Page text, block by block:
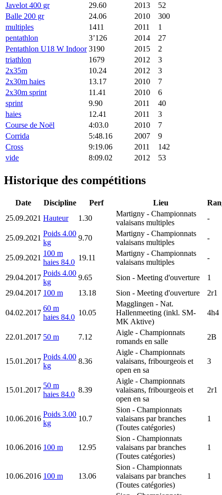
Javelot 400 gr
29.60 2013
52
Balle 200 gr
24.06 2010
300
multiples
1411 2011
1
pentathlon
3’126 2014
27
Pentathlon U18 W Indoor 3190 2015
2
triathlon
1679 2012
3
2x35m
10.24 2012
3
2x30m haies
13.17 2010
7
2x30m sprint
11.41 2010
6
sprint
9.90 2011
40
haies
12.41 2011
3
Course de Noël
4:03.0 2010
7
Corrida
5:48.16 2007
9
Cross
9:19.06 2011
142
vide
8:09.02 2012 53
Historique des compétitions
Date Discipline Perf Lieu
25.09.2021 Hauteur 1.30
Martigny - Championnats
valaisans multiples
-
25.09.2021
Poids 4.00
kg
9.70
Martigny - Championnats
valaisans multiples
-
25.09.2021
100 m
haies 84.0
19.11
Martigny - Championnats
valaisans multiples
-
29.04.2017
Poids 4.00
kg
9.65 Sion - Meeting d'ouverture
1
29.04.2017 100 m 13.18 Sion - Meeting d'ouverture 2r1
04.02.2017
60 m
haies 84.0
10.05
Magglingen - Nat.
Hallenmeeting (inkl. SM-
MK Aktive)
4h4
22.01.2017 50 m 7.12
Aigle - Championnats
romands en salle
2B
15.01.2017
Poids 4.00
kg
8.36
Aigle - Championnats
valaisans, fribourgeois et
open en sa
3
15.01.2017
50 m
haies 84.0
8.39
Aigle - Championnats
valaisans, fribourgeois et
open en sa
2r1
10.06.2016
Poids 3.00
kg
10.7
Sion - Championnats
valaisans par branches
(Toutes catégories)
1
10.06.2016 100 m 12.95
Sion - Championnats
valaisans par branches
(Toutes catégories)
1
10.06.2016 100 m 13.06
Sion - Championnats
valaisans par branches
(Toutes catégories)
1